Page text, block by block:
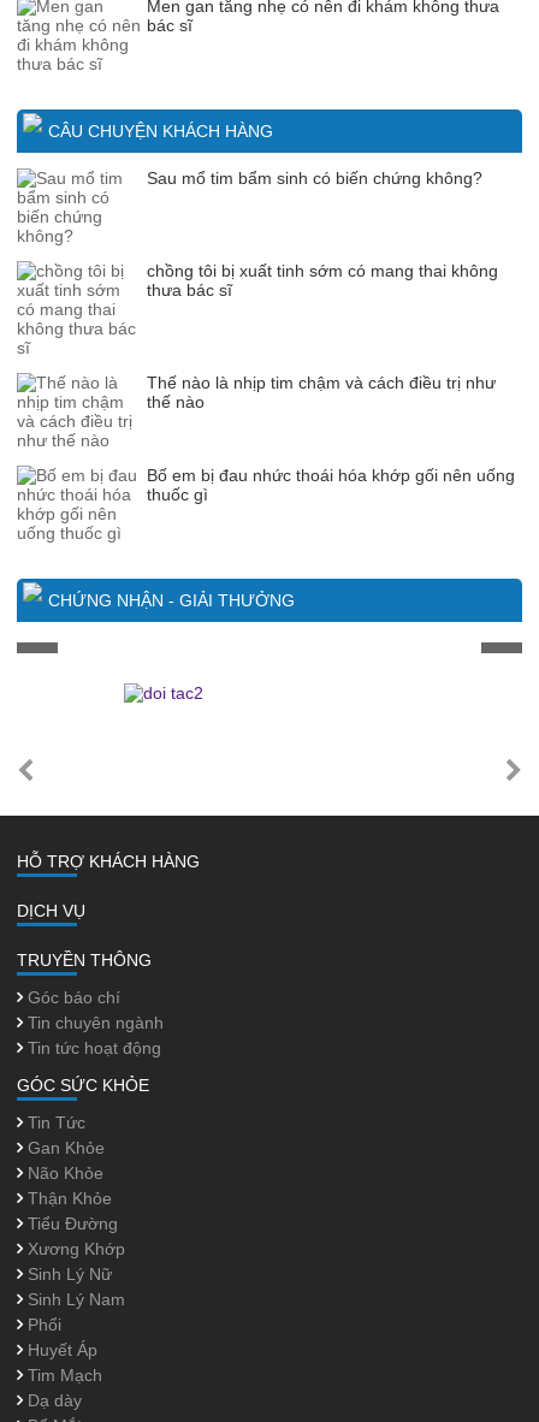
Men gan tăng nhẹ có nên đi khám không thưa
bác sĩ
CÂU CHUYỆN KHÁCH HÀNG
Sau mổ tim bẩm sinh có biến chứng không?
chồng tôi bị xuất tinh sớm có mang thai không
thưa bác sĩ
Thế nào là nhịp tim chậm và cách điều trị như
thế nào
Bố em bị đau nhức thoái hóa khớp gối nên uống
thuốc gì
CHỨNG NHẬN - GIẢI THƯỞNG
HỖ TRỢ KHÁCH HÀNG
DỊCH VỤ
TRUYỀN THÔNG
Góc báo chí
Tin chuyên ngành
Tin tức hoạt động
GÓC SỨC KHỎE
Tin Tức
Gan Khỏe
Não Khỏe
Thận Khỏe
Tiểu Đường
Xương Khớp
Sinh Lý Nữ
Sinh Lý Nam
Phổi
Huyết Áp
Tim Mạch
Dạ dày